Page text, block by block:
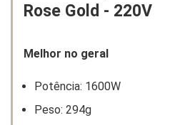
Rose Gold - 220V
Melhor no geral
Potência: 1600W
Peso: 294g